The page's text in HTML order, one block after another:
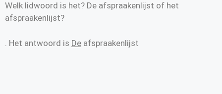
Welk lidwoord is het? De afspraakenlijst of het
afspraakenlijst?
. Het antwoord is De afspraakenlijst